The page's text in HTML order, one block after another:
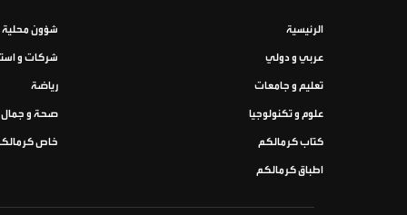
الرئيسية شؤون محلية
عربي و دولي شركات و
تعليم و جامعات رياضة
علوم و تكنولوجيا صحة و جمال
كتاب كرمالكم خاص
اطباق كرمالكم